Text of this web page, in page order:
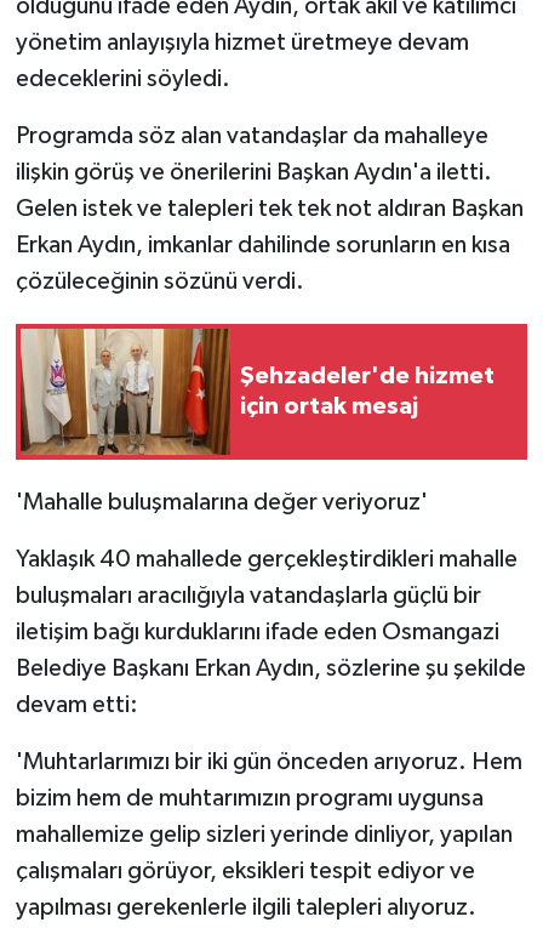
olduğunu ifade eden Aydın, ortak akıl ve katılımcı
yönetim anlayışıyla hizmet üretmeye devam
edeceklerini söyledi.
Programda söz alan vatandaşlar da mahalleye
ilişkin görüş ve önerilerini Başkan Aydın'a iletti.
Gelen istek ve talepleri tek tek not aldıran Başkan
Erkan Aydın, imkanlar dahilinde sorunların en kısa
çözüleceğinin sözünü verdi.
Şehzadeler'de hizmet
için ortak mesaj
'Mahalle buluşmalarına değer veriyoruz'
Yaklaşık 40 mahallede gerçekleştirdikleri mahalle
buluşmaları aracılığıyla vatandaşlarla güçlü bir
iletişim bağı kurduklarını ifade eden Osmangazi
Belediye Başkanı Erkan Aydın, sözlerine şu şekilde
devam etti:
'Muhtarlarımızı bir iki gün önceden arıyoruz. Hem
bizim hem de muhtarımızın programı uygunsa
mahallemize gelip sizleri yerinde dinliyor, yapılan
çalışmaları görüyor, eksikleri tespit ediyor ve
yapılması gerekenlerle ilgili talepleri alıyoruz.